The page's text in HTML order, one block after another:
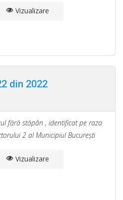
Vizualizare
din 2022
fără stăpân , identificat pe raza
2 al Municipiul Bucureşti
Vizualizare